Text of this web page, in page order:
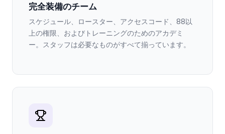
完全装備のチーム
スケジュール、ロースター、アクセスコード、88以
上の権限、およびトレーニングのためのアカデミ
ー。スタッフは必要なものがすべて揃っています。